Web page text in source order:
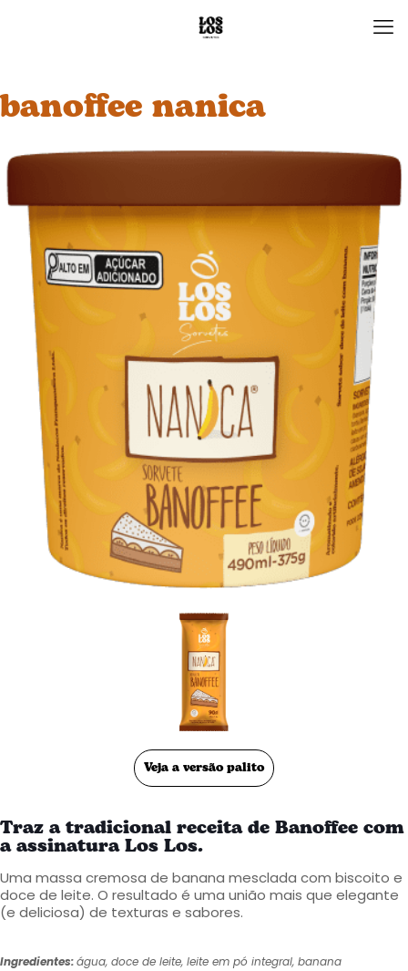
banoffee nanica
Veja a versão palito
Traz a tradicional receita de Banoffee com
a assinatura Los Los.
Uma massa cremosa de banana mesclada com biscoito e
doce de leite. O resultado é uma união mais que elegante
(e deliciosa) de texturas e sabores.
Ingredientes:água, doce de leite, leite em pó integral, banana